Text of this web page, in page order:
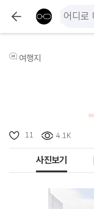
여행지
11 4.1K
사진보기